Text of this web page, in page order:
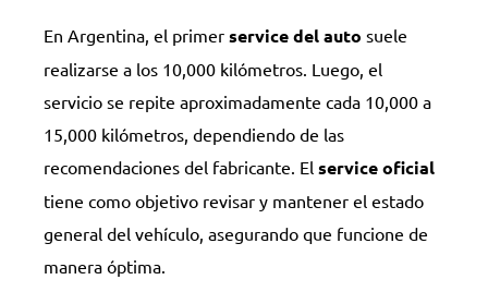
En Argentina, el primer service del auto suele
realizarse a los 10,000 kilómetros. Luego, el
servicio se repite aproximadamente cada 10,000 a
15,000 kilómetros, dependiendo de las
recomendaciones del fabricante. El service oficial
tiene como objetivo revisar y mantener el estado
general del vehículo, asegurando que funcione de
manera óptima.